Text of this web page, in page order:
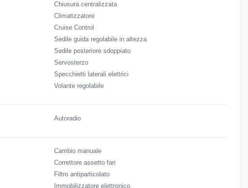
Chiusura centralizzata
Climatizzatore
Cruise Control
Sedile guida regolabile in altezza
Sedile posteriore sdoppiato
Servosterzo
Specchietti laterali elettrici
Volante regolabile
Autoradio
Cambio manuale
Correttore assetto fari
Filtro antiparticolato
Immobilizzatore elettronico